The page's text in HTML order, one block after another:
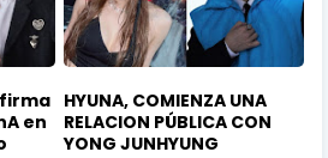
en
HYUNA, COMIENZA UNA
RELACION PÚBLICA CON
YONG JUNHYUNG